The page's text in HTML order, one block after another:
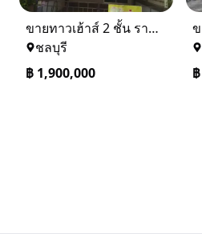
ขายทาวเฮ้าส์ 2 ชั้น ราคา 1.9 ล้านบาท ที่อยู่ ศรีราชา ชลบุรี
ชลบุรี
฿ 1,900,000
฿